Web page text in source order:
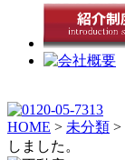
HOME > 未分類 >
しました。